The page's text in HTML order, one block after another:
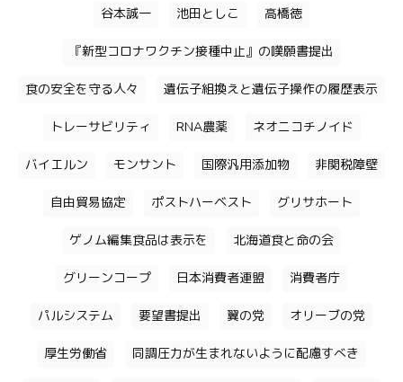
谷本誠一 池田としこ 高橋徳
『新型コロナワクチン接種中止』の嘆願書提出
食の安全を守る人々 遺伝子組換えと遺伝子操作の履歴表示
トレーサビリティ RNA農薬 ネオニコチノイド
バイエルン モンサント 国際汎用添加物 非関税障壁
自由貿易協定 ポストハーベスト グリサホート
ゲノム編集食品は表示を 北海道食と命の会
グリーンコープ 日本消費者連盟 消費者庁
パルシステム 要望書提出 翼の党 オリーブの党
厚生労働省 同調圧力が生まれないように配慮すべき